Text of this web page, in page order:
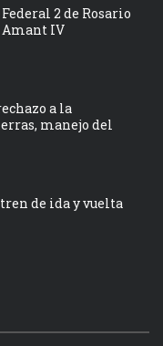
2 de Rosario
IV
a la
manejo del
de ida y vuelta